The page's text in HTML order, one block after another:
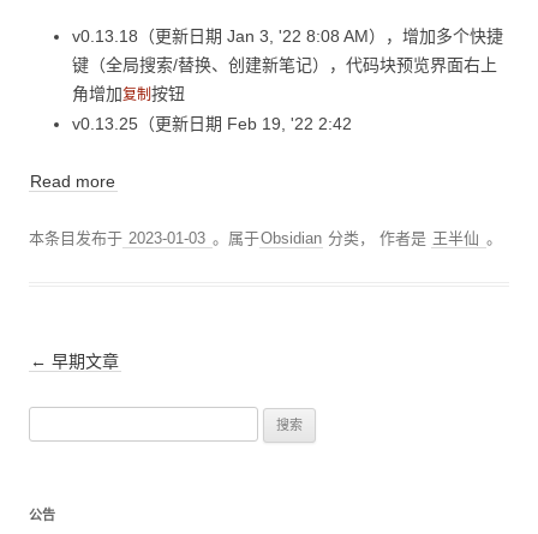
v0.13.18（更新日期 Jan 3, '22 8:08 AM），增加多个快捷
键（全局搜索/替换、创建新笔记），代码块预览界面右上
角增加复制 按钮
v0.13.25（更新日期 Feb 19, '22 2:42
Read more
本条目发布于 2023-01-03 。属于Obsidian 分类，作者是 王半仙 。
文
← 早期文章
公告